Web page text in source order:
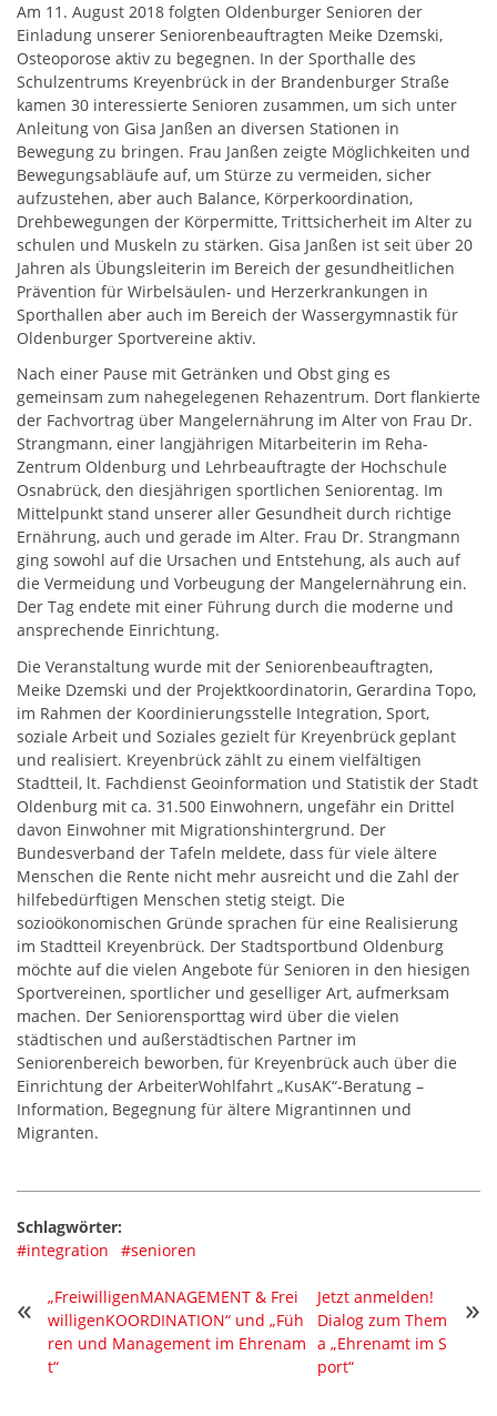
Am 11. August 2018 folgten Oldenburger Senioren der
Einladung unserer Seniorenbeauftragten Meike Dzemski,
Osteoporose aktiv zu begegnen. In der Sporthalle des
Schulzentrums Kreyenbrück in der Brandenburger Straße
kamen 30 interessierte Senioren zusammen, um sich unter
Anleitung von Gisa Janßen an diversen Stationen in
Bewegung zu bringen. Frau Janßen zeigte Möglichkeiten und
Bewegungsabläufe auf, um Stürze zu vermeiden, sicher
aufzustehen, aber auch Balance, Körperkoordination,
Drehbewegungen der Körpermitte, Trittsicherheit im Alter zu
schulen und Muskeln zu stärken. Gisa Janßen ist seit über 20
Jahren als Übungsleiterin im Bereich der gesundheitlichen
Prävention für Wirbelsäulen- und Herzerkrankungen in
Sporthallen aber auch im Bereich der Wassergymnastik für
Oldenburger Sportvereine aktiv.
Nach einer Pause mit Getränken und Obst ging es
gemeinsam zum nahegelegenen Rehazentrum. Dort flankierte
der Fachvortrag über Mangelernährung im Alter von Frau Dr.
Strangmann, einer langjährigen Mitarbeiterin im Reha-
Zentrum Oldenburg und Lehrbeauftragte der Hochschule
Osnabrück, den diesjährigen sportlichen Seniorentag. Im
Mittelpunkt stand unserer aller Gesundheit durch richtige
Ernährung, auch und gerade im Alter. Frau Dr. Strangmann
ging sowohl auf die Ursachen und Entstehung, als auch auf
die Vermeidung und Vorbeugung der Mangelernährung ein.
Der Tag endete mit einer Führung durch die moderne und
ansprechende Einrichtung.
Die Veranstaltung wurde mit der Seniorenbeauftragten,
Meike Dzemski und der Projektkoordinatorin, Gerardina Topo,
im Rahmen der Koordinierungsstelle Integration, Sport,
soziale Arbeit und Soziales gezielt für Kreyenbrück geplant
und realisiert. Kreyenbrück zählt zu einem vielfältigen
Stadtteil, lt. Fachdienst Geoinformation und Statistik der Stadt
Oldenburg mit ca. 31.500 Einwohnern, ungefähr ein Drittel
davon Einwohner mit Migrationshintergrund. Der
Bundesverband der Tafeln meldete, dass für viele ältere
Menschen die Rente nicht mehr ausreicht und die Zahl der
hilfebedürftigen Menschen stetig steigt. Die
sozioökonomischen Gründe sprachen für eine Realisierung
im Stadtteil Kreyenbrück. Der Stadtsportbund Oldenburg
möchte auf die vielen Angebote für Senioren in den hiesigen
Sportvereinen, sportlicher und geselliger Art, aufmerksam
machen. Der Seniorensporttag wird über die vielen
städtischen und außerstädtischen Partner im
Seniorenbereich beworben, für Kreyenbrück auch über die
Einrichtung der ArbeiterWohlfahrt „KusAK“-Beratung –
Information, Begegnung für ältere Migrantinnen und
Migranten.
Schlagwörter:
#integration
#senioren
«
„FreiwilligenMANAGEMENT & Frei
willigenKOORDINATION“ und „Füh
ren und Management im Ehrenam
t“
Jetzt anmelden!
Dialog zum Them
a „Ehrenamt im S
port“
»